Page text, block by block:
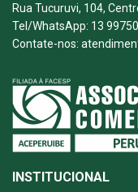
Rua Tucuruvi, 104,
Tel/WhatsApp: 13
Contate-nos:
INSTITUCIONAL